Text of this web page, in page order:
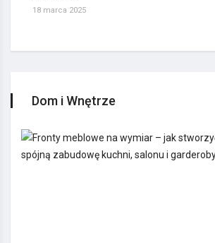
18 marca 2025
Dom i Wnętrze